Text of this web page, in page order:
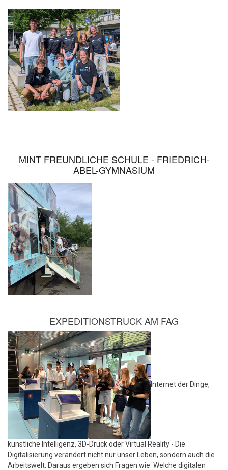
STELLT
SICH
PRAKTISCHEN
HERAUSFORDERUNGEN
MINT FREUNDLICHE SCHULE - FRIEDRICH-
ABEL-GYMNASIUM
EXPEDITIONSTRUCK AM FAG
Internet der Dinge,
künstliche Intelligenz, 3D-Druck oder Virtual Reality - Die
Digitalisierung verändert nicht nur unser Leben, sondern auch die
Arbeitswelt. Daraus ergeben sich Fragen wie: Welche digitalen